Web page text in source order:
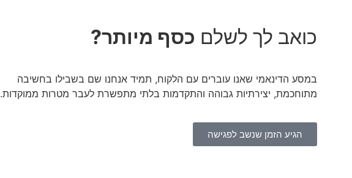
כואב לך לשלם כסף מיותר?
במסע הדינאמי שאנו עוברים עם הלקוח, תמיד אנחנו שם בשבילו בחשיבה
מתוחכמת, יצירתיות גבוהה והתקדמות בלתי מתפשרת לעבר מטרות ממוקדות.
הגיע הזמן שנשב לפגישה